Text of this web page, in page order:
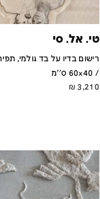
טי. אל. סי
רישום בדיו על בד גולמי,
/ 60x40 ס''מ
3,210
₪